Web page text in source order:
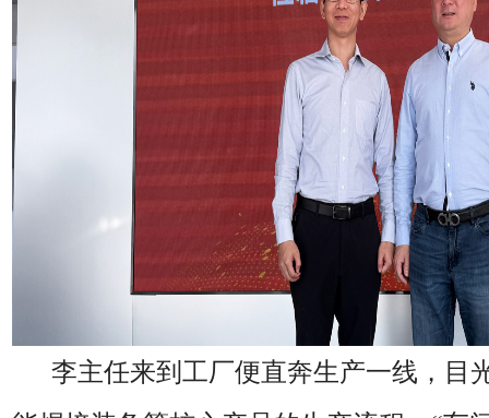
李主任来到工厂便直奔生产一线，目